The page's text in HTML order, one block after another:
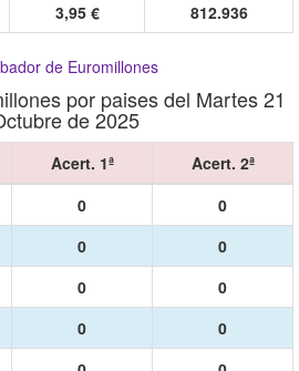
3,95 € 812.936
de Euromillones
por paises del Martes 21
de 2025
Acert. 1ª
Acert. 2ª
0
0
0
0
0
0
0
0